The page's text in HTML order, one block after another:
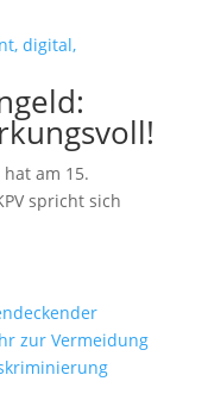
am 15.
spricht sich